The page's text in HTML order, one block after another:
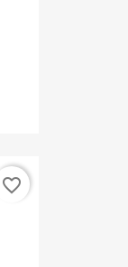
favorite_border